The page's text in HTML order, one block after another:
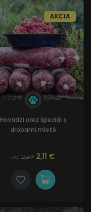
Hovädzí orez špeciál s
drobami mleté
od 2,29 2,11 €
AKCIA